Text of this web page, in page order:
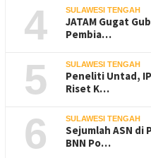
4 SULAWESI TENGAH
JATAM Gugat
Pembia…
5 SULAWESI TENGAH
Peneliti Untad,
Riset K…
6 SULAWESI TENGAH
Sejumlah ASN di
BNN Po…